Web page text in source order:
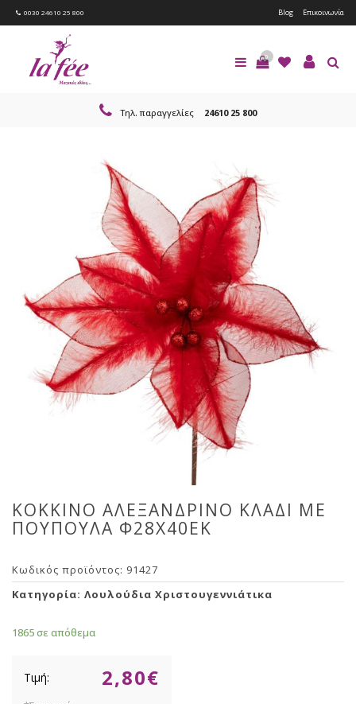
0030 24610 25 800 Blog Επικοινωνία
0
Τηλ. παραγγελίες 24610 25 800
ΚΟΚΚΙΝΟ ΑΛΕΞΑΝΔΡΙΝΟ ΚΛΑΔΙ ΜΕ
ΠΟΥΠΟΥΛΑ Φ28Χ40ΕΚ
Κωδικός προϊόντος: 91427
Κατηγορία: Λουλούδια Χριστουγεννιάτικα
1865 σε απόθεμα
2,80€